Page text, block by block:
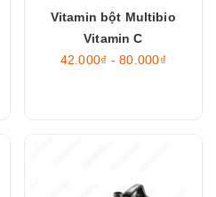
Vitamin bột Multibio
Vitamin C
42.000₫ - 80.000₫